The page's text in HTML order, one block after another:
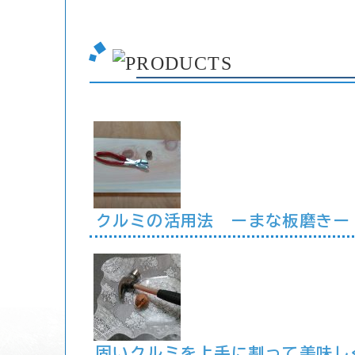
クルミの活用法 ーまな板磨きー